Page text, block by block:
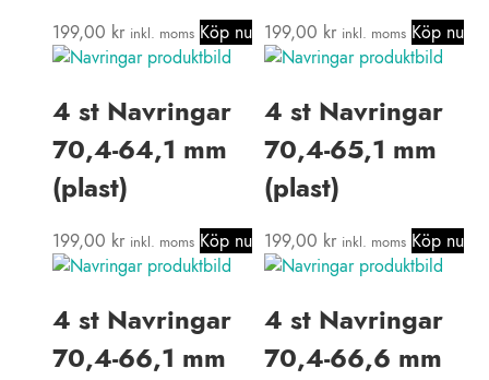
199,00 kr inkl. moms Köp nu 199,00 kr inkl. moms Köp nu
4 st Navringar
70,4-64,1 mm
(plast)
199,00 kr inkl. moms Köp nu
4 st Navringar
70,4-65,1 mm
(plast)
199,00 kr inkl. moms Köp nu
4 st Navringar
70,4-66,1 mm
4 st Navringar
70,4-66,6 mm